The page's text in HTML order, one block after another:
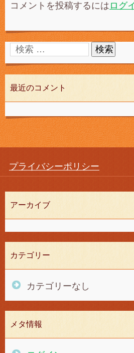
コメントを投稿するには ログ
最近のコメント
プライバシーポリシー
アーカイブ
カテゴリー
カテゴリーなし
メタ情報